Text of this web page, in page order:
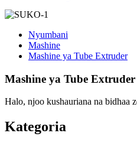
Nyumbani
Mashine
Mashine ya Tube Extruder
Mashine ya Tube Extruder
Halo, njoo kushauriana na bidhaa
Kategoria